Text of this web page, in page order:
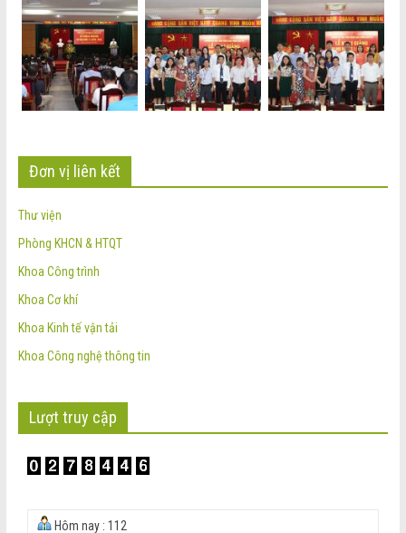
Đơn vị liên kết
Thư viện
Phòng KHCN & HTQT
Khoa Công trình
Khoa Cơ khí
Khoa Kinh tế vận tải
Khoa Công nghệ thông tin
Lượt truy cập
Hôm nay : 112